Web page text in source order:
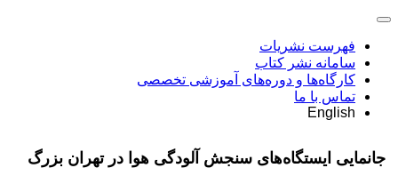
فهرست نشریات
سامانه نشر کتاب
کارگاه‌ها و دوره‌های آموزشی تخصصی
تماس با ما
English
جانمایی ایستگاه‌های سنجش آلودگی هوا در تهران بزرگ